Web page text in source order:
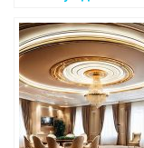
лишних хлопот